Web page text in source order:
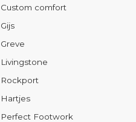
Custom comfort
Gijs
Greve
Livingstone
Rockport
Hartjes
Perfect Footwork